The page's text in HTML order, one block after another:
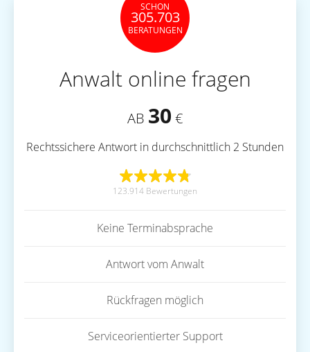
SCHON
305.703
BERATUNGEN
Anwalt online fragen
AB 30 €
Rechtssichere Antwort in durchschnittlich 2 Stunden
123.914 Bewertungen
Keine Terminabsprache
Antwort vom Anwalt
Rückfragen möglich
Serviceorientierter Support